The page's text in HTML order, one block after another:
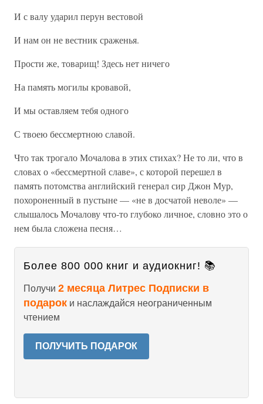
И с валу ударил перун вестовой
И нам он не вестник сраженья.
Прости же, товарищ! Здесь нет ничего
На память могилы кровавой,
И мы оставляем тебя одного
С твоею бессмертною славой.
Что так трогало Мочалова в этих стихах? Не то ли, что в
словах о «бессмертной славе», с которой перешел в
память потомства английский генерал сир Джон Мур,
похороненный в пустыне — «не в досчатой неволе» —
слышалось Мочалову что-то глубоко личное, словно это о
нем была сложена песня…
Более 800 000 книг и аудиокниг! 📚
Получи 2 месяца Литрес Подписки в
подарок и наслаждайся неограниченным
чтением
ПОЛУЧИТЬ ПОДАРОК